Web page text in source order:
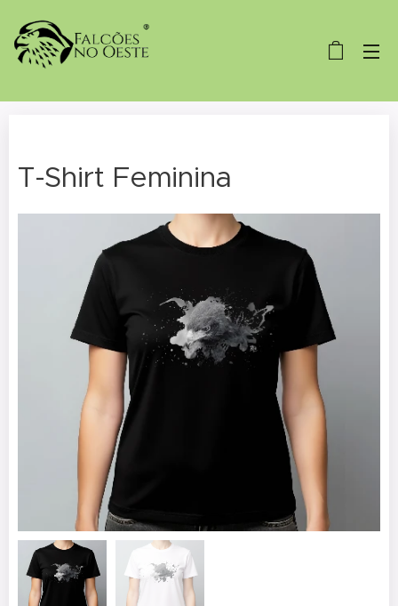
T-Shirt Feminina